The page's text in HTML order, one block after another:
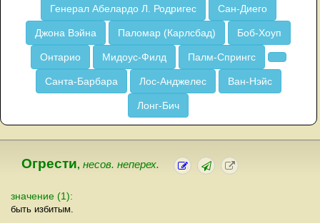
Генерал Абелардо Л. Родригес
Сан-Диего
Джона Вэйна Паломар (Карлсбад) Боб-Хоуп
Онтарио Мидоус-Филд Палм-Спрингс
Санта-Барбара Лос-Анджелес Ван-Нэйс
Лонг-Бич
Огрести, несов. неперех.
значение (1):
быть избитым.